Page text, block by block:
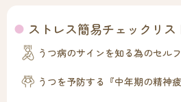
ストレス簡易チェックリス
うつ病のサインを知る為のセル
うつを予防する『中年期の精神